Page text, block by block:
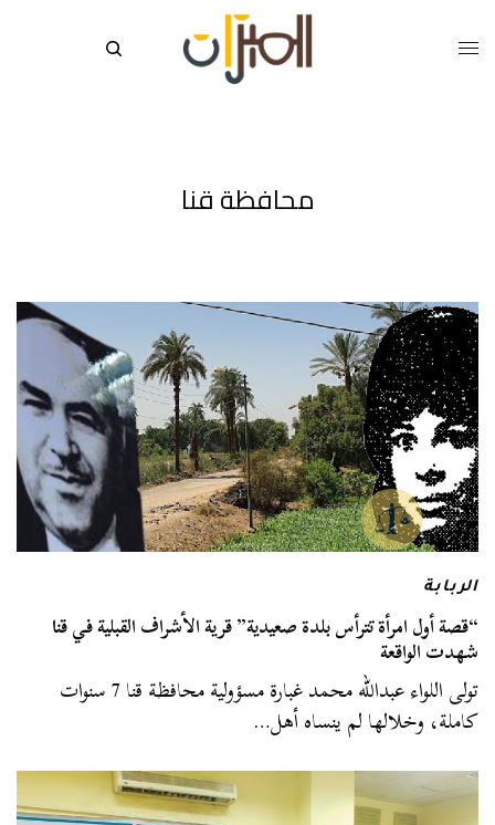
محافظة قنا
الربابة
“قصة أول امرأة تترأس بلدة صعيدية” قرية الأشراف القبلية في قنا
شهدت الواقعة
تولى اللواء عبدالله محمد غبارة مسؤولية محافظة قنا 7 سنوات
كاملة، وخلالها لم ينساه أهل…